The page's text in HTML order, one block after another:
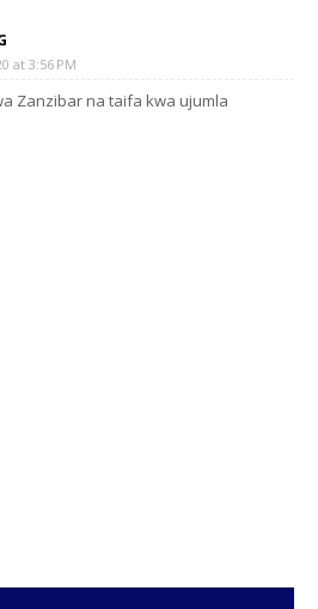
at 3:56 PM
Zanzibar na taifa kwa ujumla